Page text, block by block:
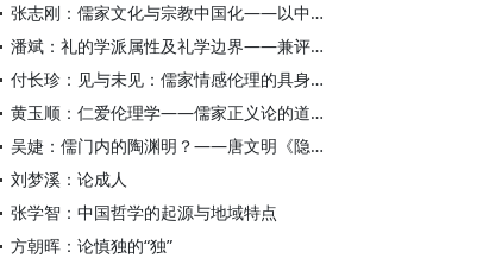
张志刚：儒家文化与宗教中国化——以中国宗教通史为线索的学理沉思
潘斌：礼的学派属性及礼学边界——兼评当前中国民俗学、历史人类学所言之“礼”
付长珍：见与未见：儒家情感伦理的具身性维度
黄玉顺：仁爱伦理学——儒家正义论的道德哲学基础效应
吴婕：儒门内的陶渊明？——唐文明《隐逸之间：陶渊明精神世界中的自然、历史与社会》读后
刘梦溪：论成人
张学智：中国哲学的起源与地域特点
方朝晖：论慎独的“独”